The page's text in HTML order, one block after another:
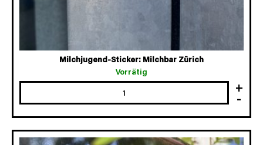
Milchjugend-Sticker: Milchbar Zürich
Vorrätig